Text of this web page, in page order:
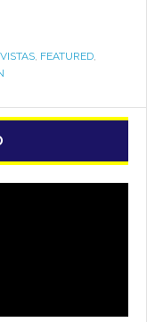
, FEATURED,